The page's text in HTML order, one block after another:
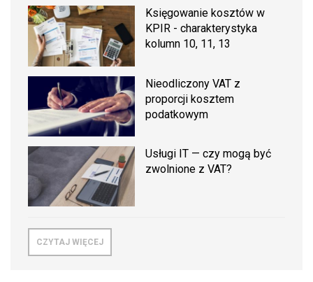
Księgowanie kosztów w
KPIR - charakterystyka
kolumn 10, 11, 13
Nieodliczony VAT z
proporcji kosztem
podatkowym
Usługi IT — czy mogą być
zwolnione z VAT?
CZYTAJ WIĘCEJ